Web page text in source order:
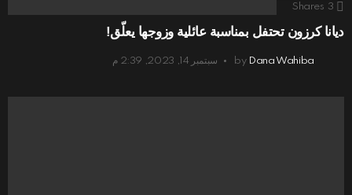
3
Shares
ديانا كرزون تحتفل بمناسبة عائلية وزوجها يعلّق!
by Dana Wahiba سبتمبر 14, 2023, 2:39 م